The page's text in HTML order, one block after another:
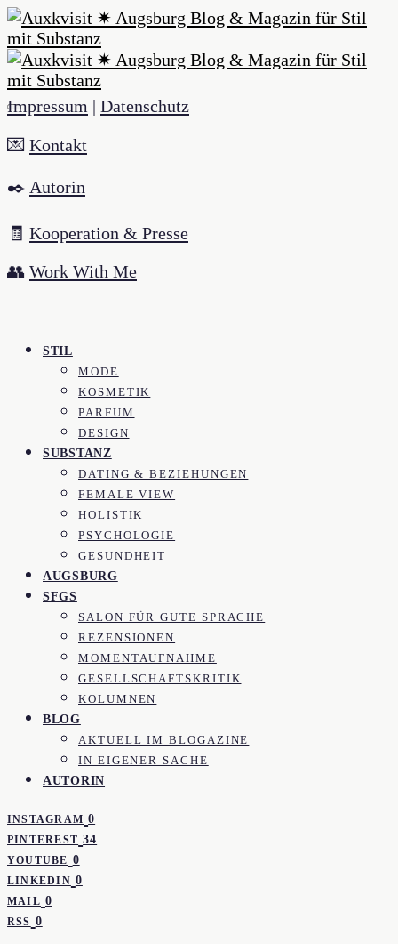
Impressum | Datenschutz
💌 Kontakt
✒️ Autorin
🧾 Kooperation & Presse
👥 Work With Me
STIL
MODE
KOSMETIK
PARFUM
DESIGN
SUBSTANZ
DATING & BEZIEHUNGEN
FEMALE VIEW
HOLISTIK
PSYCHOLOGIE
GESUNDHEIT
AUGSBURG
SFGS
SALON FÜR GUTE SPRACHE
REZENSIONEN
MOMENTAUFNAHME
GESELLSCHAFTSKRITIK
KOLUMNEN
BLOG
AKTUELL IM BLOGAZINE
IN EIGENER SACHE
AUTORIN
INSTAGRAM 0
PINTEREST 34
YOUTUBE 0
LINKEDIN 0
MAIL 0
RSS 0